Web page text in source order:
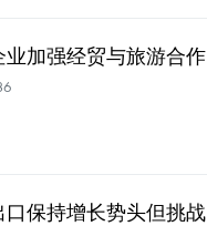
加强经贸与旅游合作
口保持增长势头但挑战